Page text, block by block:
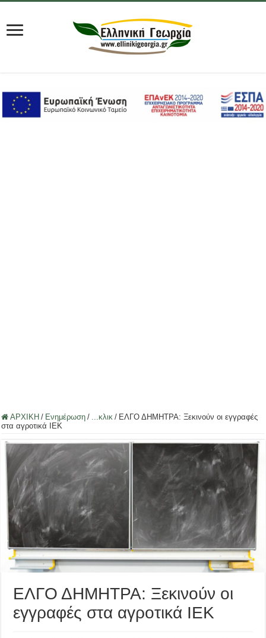
ΑΡΧΙΚΗ / Ενημέρωση / ...κλικ / ΕΛΓΟ ΔΗΜΗΤΡΑ: Ξεκινούν οι εγγραφές
στα αγροτικά ΙΕΚ
ΕΛΓΟ ΔΗΜΗΤΡΑ: Ξεκινούν οι
εγγραφές στα αγροτικά ΙΕΚ